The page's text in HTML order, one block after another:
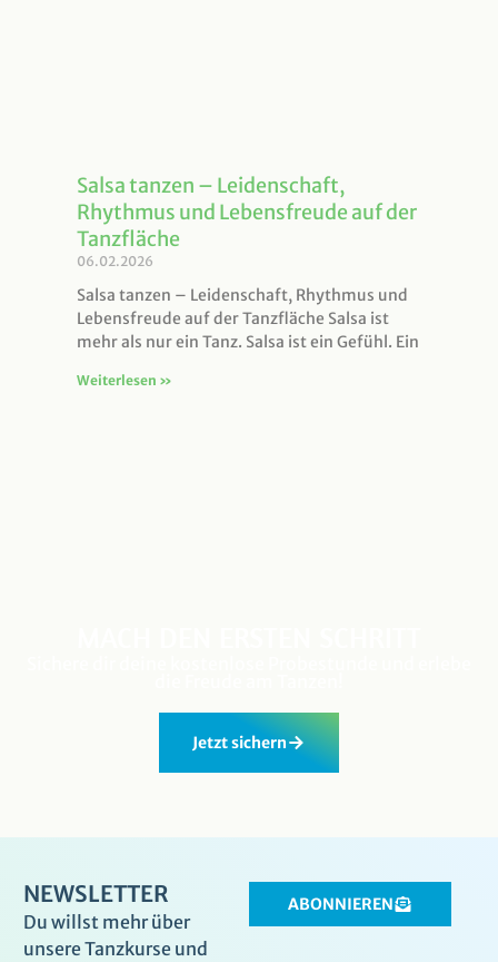
Salsa tanzen – Leidenschaft,
Rhythmus und Lebensfreude auf der
Tanzfläche
06.02.2026
Salsa tanzen – Leidenschaft, Rhythmus und
Lebensfreude auf der Tanzfläche Salsa ist
mehr als nur ein Tanz. Salsa ist ein Gefühl. Ein
Weiterlesen »
Jetzt sichern
NEWSLETTER
Du willst mehr über
unsere Tanzkurse und
ABONNIEREN